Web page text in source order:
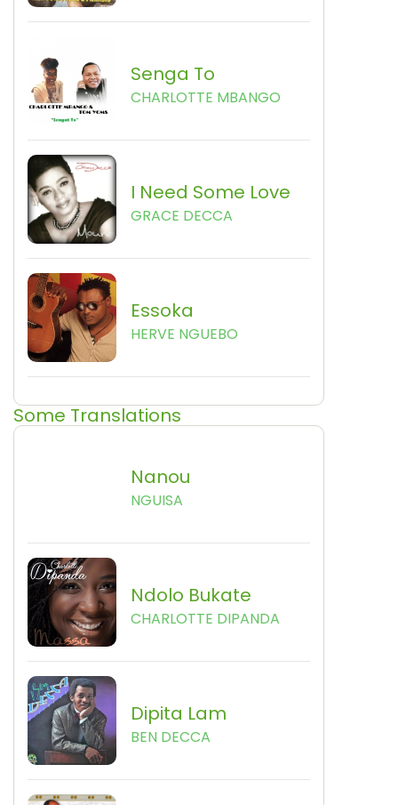
Senga To
CHARLOTTE MBANGO
I Need Some Love
GRACE DECCA
Essoka
HERVE NGUEBO
Some Translations
Nanou
NGUISA
Ndolo Bukate
CHARLOTTE DIPANDA
Dipita Lam
BEN DECCA